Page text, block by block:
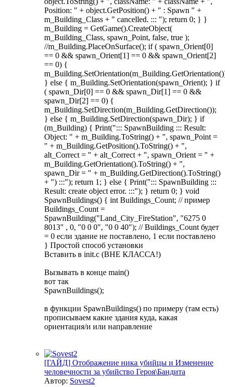
Position: " + object.GetPosition() + " : Spawn " +
m_Building_Class + " cancelled. ::: "); return 0; } }
m_Building = GetGame().CreateObject(
m_Building_Class, spawn_Point, false, true );
//m_Building.PlaceOnSurface(); if ( spawn_Orient[0]
== 0 && spawn_Orient[1] == 0 && spawn_Orient[2]
== 0) {
} else { m_Building.SetOrientation(spawn_Orient); } if
( spawn_Dir[0] == 0 && spawn_Dir[1] == 0 &&
spawn_Dir[2] == 0) {
m_Building.SetDirection(m_Building.GetDirection());
} else { m_Building.SetDirection(spawn_Dir); } if
(m_Building) { Print("::: SpawnBuilding ::: Result:
Object: " + m_Building.ToString() + ", spawn_Point =
" + m_Building.GetPosition().ToString() + ",
alt_Correct = " + alt_Correct + ", spawn_Orient = " +
m_Building.GetOrientation().ToString() + ",
spawn_Dir = " + m_Building.GetDirection().ToString()
+ ") :::"); return 1; } else { Print("::: SpawnBuilding :::
Result: create object error. :::"); } return 0; } void
SpawnBuildings() { int Buildings_Count; // пример
Buildings_Count =
SpawnBuilding("Land_City_FireStation", "6275 0
8013" , 0, "0 0 0", "0 0 40"); // Buildings_Count будет
= 0 если здание не поставлено, 1 если поставлено
} Простой способ установки
Вставить в init.c (ВНЕ КЛАССА!)
Вызывать в конце main()
вот так
SpawnBuildings();
в функции SpawnBuildings() по примеру (там есть)
прописываем какие здания куда, какая
ориентация/и или направление
[ГАЙД] Отображение ника убийцы и Изменение
человечности за убийство Героя\Бандита
Автор: Sovest2